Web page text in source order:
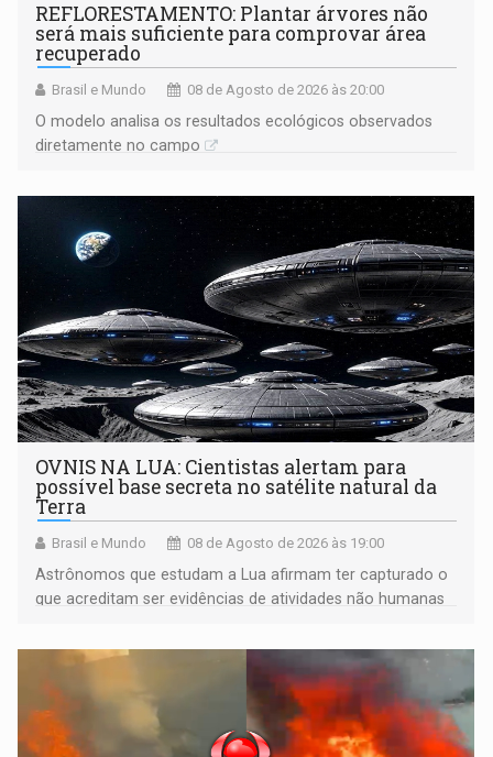
REFLORESTAMENTO: Plantar árvores não
será mais suficiente para comprovar área
recuperado
Brasil e Mundo 08 de Agosto de 2026 às 20:00
O modelo analisa os resultados ecológicos observados
diretamente no campo
OVNIS NA LUA: Cientistas alertam para
possível base secreta no satélite natural da
Terra
Brasil e Mundo 08 de Agosto de 2026 às 19:00
Astrônomos que estudam a Lua afirmam ter capturado o
que acreditam ser evidências de atividades não humanas
órbita